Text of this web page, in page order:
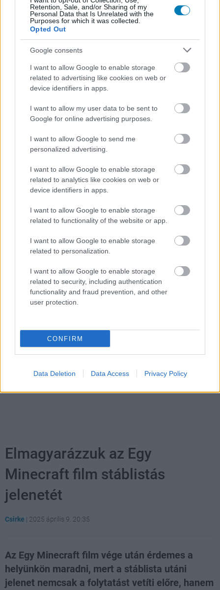
Retention, Sale, and/or Sharing of my
Personal Data that Is Unrelated with the
Purposes for which it was collected.
Opted Out
Google consents
I want to allow Google to enable storage
related to advertising like cookies on web or
device identifiers in apps.
I want to allow my user data to be sent to
Google for online advertising purposes.
I want to allow Google to send me
personalized advertising.
I want to allow Google to enable storage
related to analytics like cookies on web or
device identifiers in apps.
I want to allow Google to enable storage
related to functionality of the website or app.
I want to allow Google to enable storage
related to personalization.
I want to allow Google to enable storage
related to security, including authentication
functionality and fraud prevention, and other
user protection.
CONFIRM
Data Deletion Data Access Privacy Policy
tekint a Hades 2-re. A Nintendo rajongók tehát joggal
lehetnek izgatottak: a Switch és Switch 2 tulajdonosai
lesznek az elsők, akik konzolon belevethetik magukat
Melinoë pokoli kalandjába.
Nem akarsz lemaradni semmiről?
Rengeteg hír és cikk vár rád, lehet, hogy éppen nem
jön szembe GSO-n vagy a social médiában. Segítünk,
hogy naprakész maradj, kiválogatjuk neked a
Kijelentem, hogy azadatkezelési nyilatkozattartalmát
megismertem és azt elfogadom.
Feliratkozom
SMASH by Meló-Diák: Homok, zene és a nyár legjobb
Július végén folytatódik a balatoni strandröplabda-
sorozat.
Elmagyarázzuk az Egy
Minecraft film stáblistás
jelenetét
Csirke | 2025 április 9. 20:35
Az Egy Minecraft film vége után érdemes a
helyünkön maradni, mert a stáblista utáni
jelenet nemcsak a folytatást vetíti előre, hanem